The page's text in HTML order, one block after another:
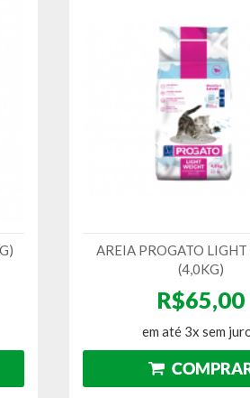
AREIA PROGATO
(4,0KG)
R$65,00
em até 3x sem